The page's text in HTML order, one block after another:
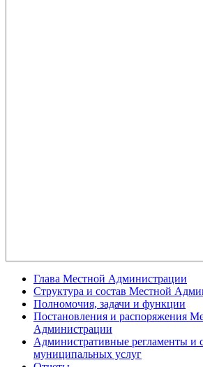
Глава Местной Администрации
Структура и состав Местной
Полномочия, задачи и функции
Постановления и распоряжения
Администрации
Административные регламенты и
муниципальных услуг